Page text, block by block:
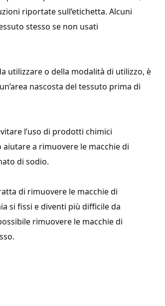
riportate sull’etichetta. Alcuni
stesso se non usati
utilizzare o della modalità di utilizzo, è
nascosta del tessuto prima di
l’uso di prodotti chimici
a rimuovere le macchie di
di sodio.
di rimuovere le macchie di
si fissi e diventi più difficile da
rimuovere le macchie di